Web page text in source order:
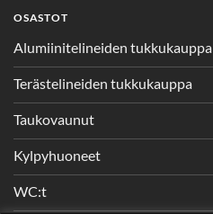
OSASTOT
Alumiinitelineiden tukkukauppa
Terästelineiden tukkukauppa
Taukovaunut
Kylpyhuoneet
WC:t